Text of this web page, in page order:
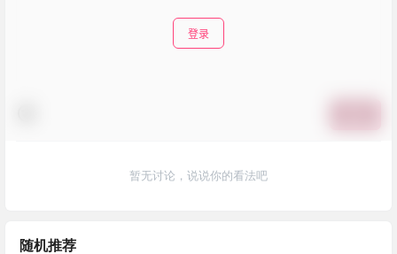
登录
暂无讨论，说说你的看法吧
随机推荐